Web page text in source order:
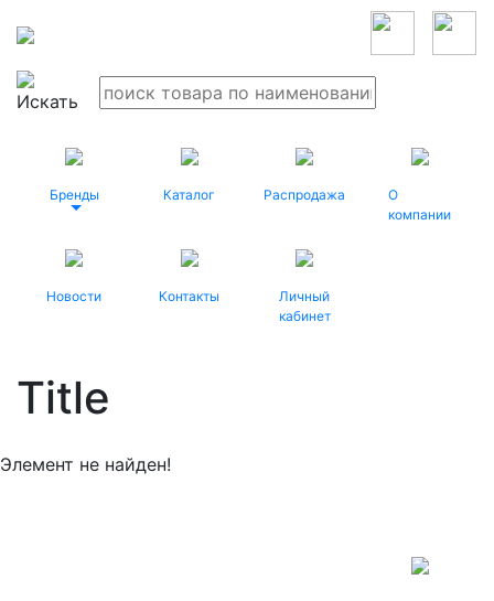
Бренды Каталог Распродажа
О
компании
Новости Контакты
Личный
кабинет
Title
Элемент не найден!